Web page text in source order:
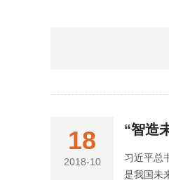
18
2018-10
“智造
习近平总
是我国未